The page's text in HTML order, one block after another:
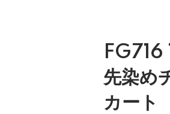
FG716
先染め
カート